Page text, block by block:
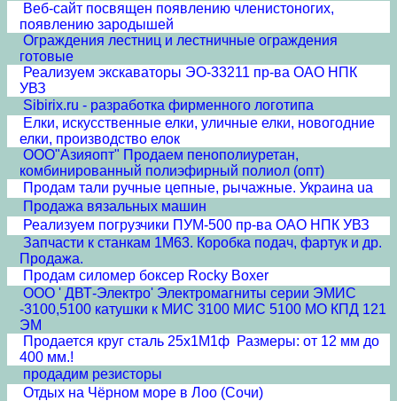
Веб-сайт посвящен появлению членистоногих,
появлению зародышей
Ограждения лестниц и лестничные ограждения
готовые
Реализуем экскаваторы ЭО-33211 пр-ва ОАО НПК
УВЗ
Sibirix.ru - разработка фирменного логотипа
Елки, искусственные елки, уличные елки, новогодние
елки, производство елок
ООО"Азияопт" Продаем пенополиуретан,
комбинированный полиэфирный полиол (опт)
Продам тали ручные цепные, рычажные. Украина ua
Продажа вязальных машин
Реализуем погрузчики ПУМ-500 пр-ва ОАО НПК УВЗ
Запчасти к станкам 1М63. Коробка подач, фартук и др.
Продажа.
Продам силомер боксер Rocky Boxer
ООО ' ДВТ-Электро' Электромагниты серии ЭМИС
-3100,5100 катушки к МИС 3100 МИС 5100 МО КПД 121
ЭМ
Продается круг сталь 25х1М1ф Размеры: от 12 мм до
400 мм.!
продадим резисторы
Отдых на Чёрном море в Лоо (Сочи)